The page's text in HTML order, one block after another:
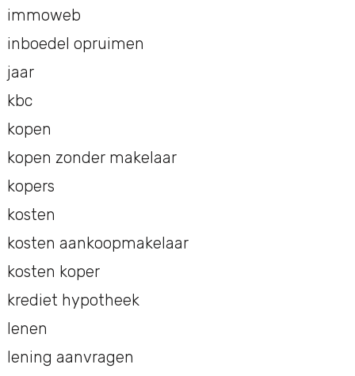
immoweb
inboedel opruimen
jaar
kbc
kopen
kopen zonder makelaar
kopers
kosten
kosten aankoopmakelaar
kosten koper
krediet hypotheek
lenen
lening aanvragen